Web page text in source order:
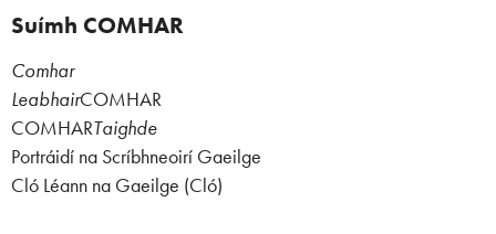
Suímh COMHAR
Comhar
LeabhairCOMHAR
COMHARTaighde
Portráidí na Scríbhneoirí Gaeilge
Cló Léann na Gaeilge (Cló)